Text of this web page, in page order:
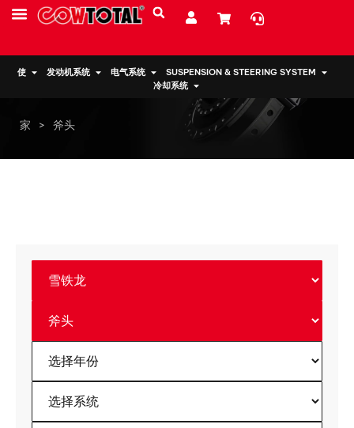
使 发动机系统 电气系统
SUSPENSION & STEERING SYSTEM
冷却系统
家 > 斧头